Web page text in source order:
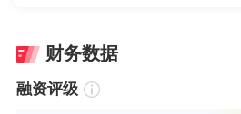
财务数据
融资评级